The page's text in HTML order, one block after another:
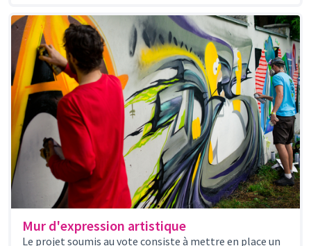
Mur d'expression artistique
Le projet soumis au vote consiste à mettre en place un